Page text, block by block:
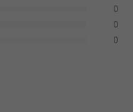
0
0
0